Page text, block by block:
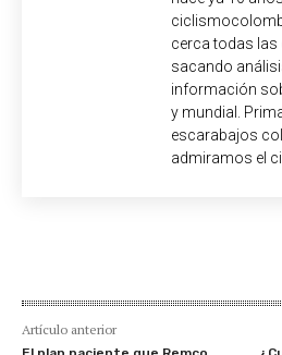
cerca todas las
sacando
información
y mundial.
escarabajos
admiramos el
Artículo anterior